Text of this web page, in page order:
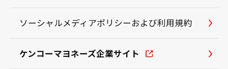
ソーシャルメディアポリシーおよび利用規約
ケンコーマヨネーズ企業サイト